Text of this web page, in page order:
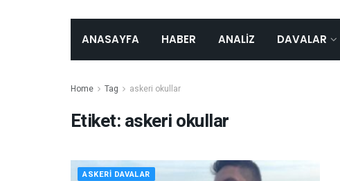
ANASAYFA HABER ANALIZ DAVALAR
Home Tag askeri okullar
Etiket:askeri okullar
ASKERI DAVALAR